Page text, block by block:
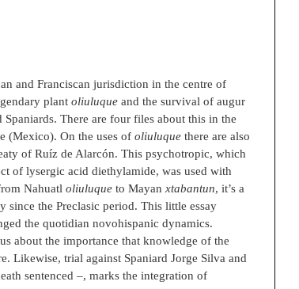
and Franciscan jurisdiction in the centre of
plant oliuluque and the survival of augur
There are four files about this in the
(Mexico). On the uses of oliuluque there are also
of Ruíz de Alarcón. This psychotropic, which
of lysergic acid diethylamide, was used with
Nahuatl oliuluque to Mayan xtabantun, it’s a
since the Preclasic period. This little essay
the quotidian novohispanic dynamics.
about the importance that knowledge of the
Likewise, trial against Spaniard Jorge Silva and
sentenced –, marks the integration of